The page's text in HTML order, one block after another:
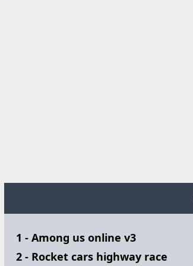
1 - Among us online v3
2 - Rocket cars highway race